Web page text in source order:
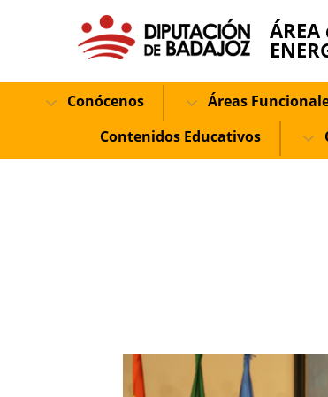
Conócenos Áreas
Contenidos Educativos